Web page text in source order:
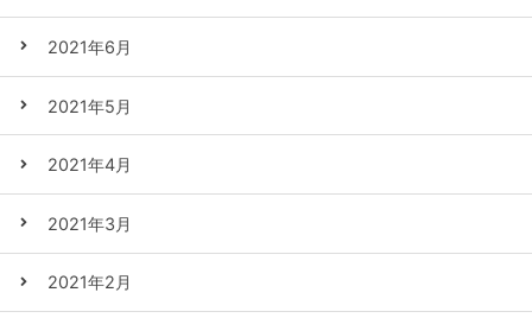
2021年6月
2021年5月
2021年4月
2021年3月
2021年2月